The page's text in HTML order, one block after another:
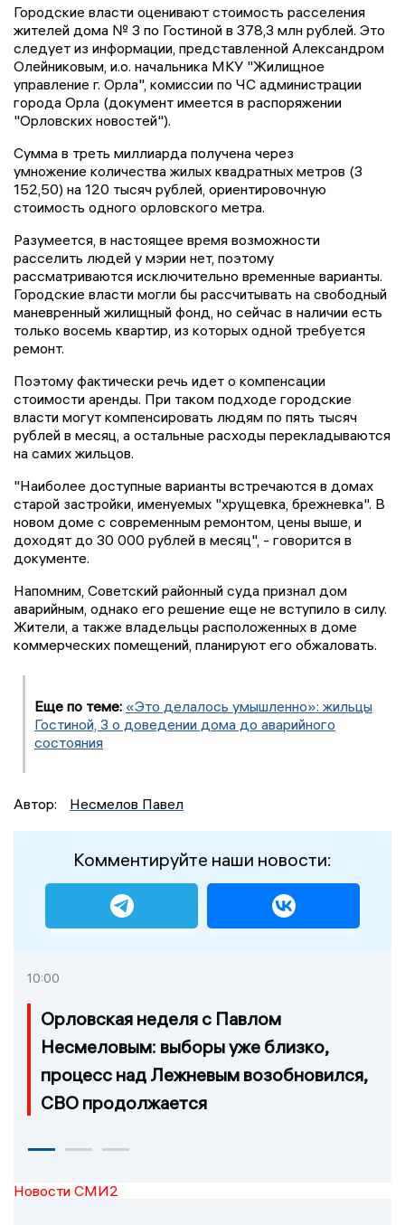
Городские власти оценивают стоимость расселения
жителей дома № 3 по Гостиной в 378,3 млн рублей. Это
следует из информации, представленной Александром
Олейниковым, и.о. начальника МКУ "Жилищное
управление г. Орла", комиссии по ЧС администрации
города Орла (документ имеется в распоряжении
"Орловских новостей").
Сумма в треть миллиарда получена через
умножение количества жилых квадратных метров (3
152,50) на 120 тысяч рублей, ориентировочную
стоимость одного орловского метра.
Разумеется, в настоящее время возможности
расселить людей у мэрии нет, поэтому
рассматриваются исключительно временные варианты.
Городские власти могли бы рассчитывать на свободный
маневренный жилищный фонд, но сейчас в наличии есть
только восемь квартир, из которых одной требуется
ремонт.
Поэтому фактически речь идет о компенсации
стоимости аренды. При таком подходе городские
власти могут компенсировать людям по пять тысяч
рублей в месяц, а остальные расходы перекладываются
на самих жильцов.
"Наиболее доступные варианты встречаются в домах
старой застройки, именуемых "хрущевка, брежневка". В
новом доме с современным ремонтом, цены выше, и
доходят до 30 000 рублей в месяц", - говорится в
документе.
Напомним, Советский районный суда признал дом
аварийным, однако его решение еще не вступило в силу.
Жители, а также владельцы расположенных в доме
коммерческих помещений, планируют его обжаловать.
Еще по теме: «Это делалось умышленно»: жильцы
Гостиной, 3 о доведении дома до аварийного
состояния
Автор: Несмелов Павел
Комментируйте наши новости:
10:00
Орловская неделя с Павлом
Несмеловым: выборы уже близко,
процесс над Лежневым возобновился,
СВО продолжается
Новости СМИ2